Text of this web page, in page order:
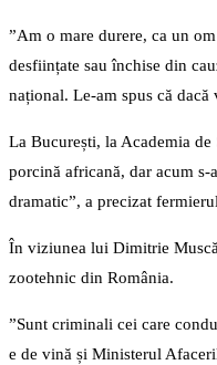
”Am o mare durere, ca un
desființate sau închise din
național. Le-am spus că
La București, la Academia
porcină africană, dar acum
dramatic”, a precizat
În viziunea lui Dimitrie
zootehnic din România.
”Sunt criminali cei care
e de vină și Ministerul